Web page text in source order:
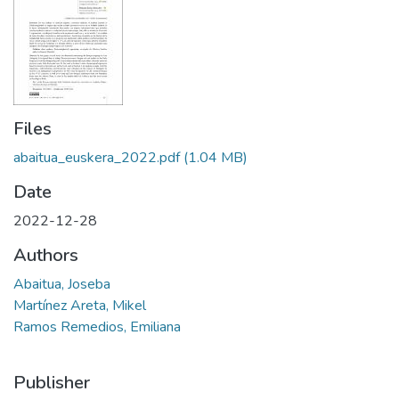
Statistics
Policies
Files
abaitua_euskera_2022.pdf(1.04 MB)
Date
2022-12-28
Authors
Abaitua, Joseba
Martínez Areta, Mikel
Ramos Remedios, Emiliana
Publisher